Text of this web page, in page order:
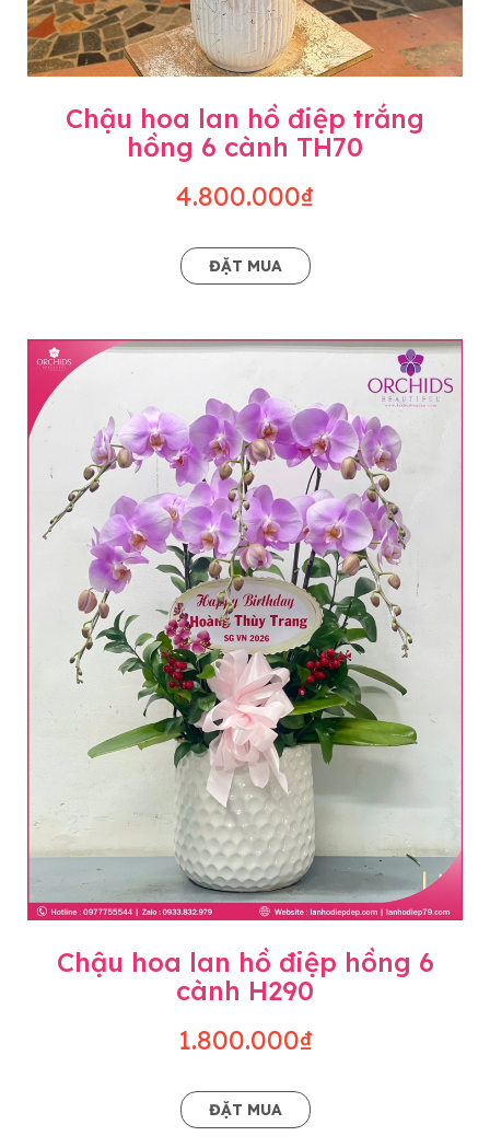
Chậu hoa lan hồ điệp trắng
hồng 6 cành TH70
4.800.000₫
ĐẶT MUA
Chậu hoa lan hồ điệp hồng 6
cành H290
1.800.000₫
ĐẶT MUA